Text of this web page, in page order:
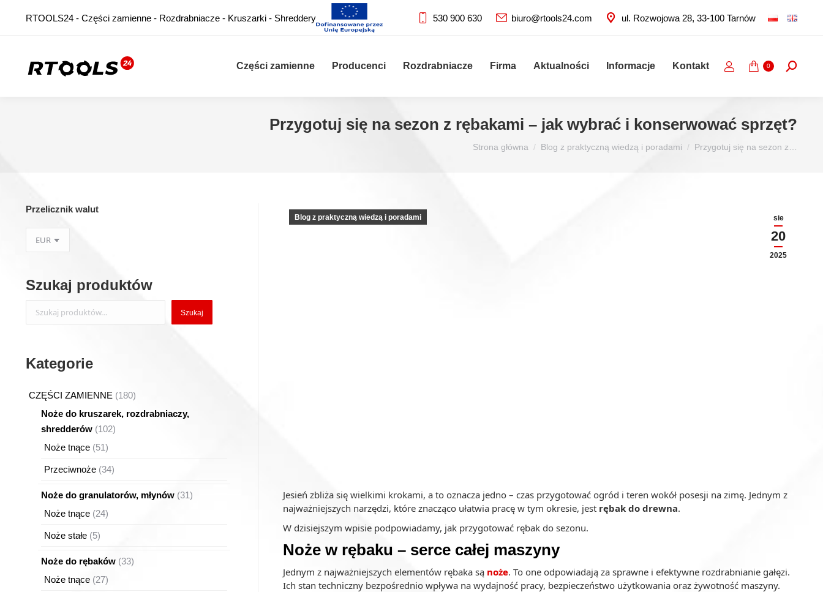
RTOOLS24 - Części zamienne - Rozdrabniacze - Kruszarki - Shreddery 530 900 630 biuro@rtools24.com ul. Rozwojowa 28, 33-100 Tarnów
Części zamienne Producenci Rozdrabniacze Firma Aktualności Informacje Kontakt 0 Szukaj:
Przygotuj się na sezon z rębakami – jak wybrać i konserwować sprzęt?
Strona główna Blog z praktyczną wiedzą i poradami Przygotuj się na sezon z…
sie
20
2025
Blog z praktyczną wiedzą i poradami
Jesień zbliża się wielkimi krokami, a to oznacza jedno – czas przygotować ogród i teren wokół posesji na zimę. Jednym z
najważniejszych narzędzi, które znacząco ułatwia pracę w tym okresie, jest rębak do drewna.
W dzisiejszym wpisie podpowiadamy, jak przygotować rębak do sezonu.
Noże w rębaku – serce całej maszyny
Jednym z najważniejszych elementów rębaka są noże. To one odpowiadają za sprawne i efektywne rozdrabnianie gałęzi.
Ich stan techniczny bezpośrednio wpływa na wydajność pracy, bezpieczeństwo użytkowania oraz żywotność maszyny.
Przelicznik walut
Szukaj produktów
Szukaj
Kategorie
CZĘŚCI ZAMIENNE 180180
produktów
Noże do kruszarek, rozdrabniaczy,
shredderów 102102
Noże tnące 5151
Przeciwnoże 3434
Noże do granulatorów, młynów 3131
Noże tnące 2424
Noże stałe 55
Noże do rębaków 3333
Noże tnące 2727